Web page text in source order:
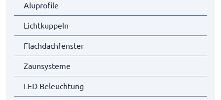
Aluprofile
Lichtkuppeln
Flachdachfenster
Zaunsysteme
LED Beleuchtung